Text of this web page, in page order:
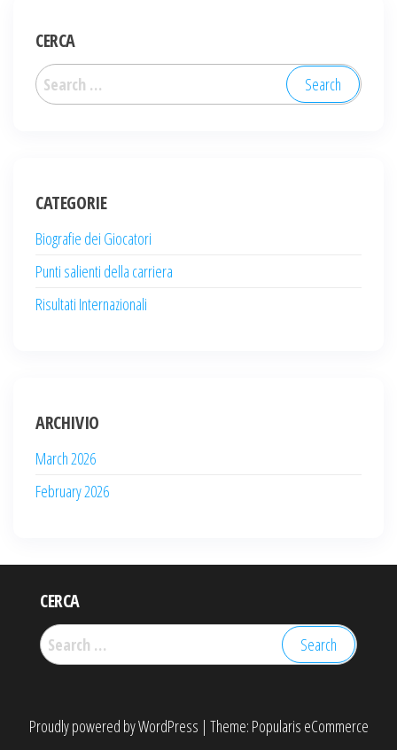
CERCA
Search
for:
CATEGORIE
Biografie dei Giocatori
Punti salienti della carriera
Risultati Internazionali
ARCHIVIO
March 2026
February 2026
CERCA
Search
for:
Proudly powered byWordPress | Theme: Popularis eCommerce